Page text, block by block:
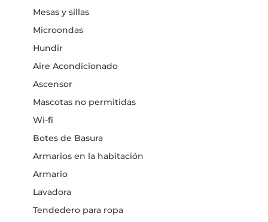
Mesas y sillas
Microondas
Hundir
Aire Acondicionado
Ascensor
Mascotas no permitidas
Wi-fi
Botes de Basura
Armarios en la habitación
Armario
Lavadora
Tendedero para ropa